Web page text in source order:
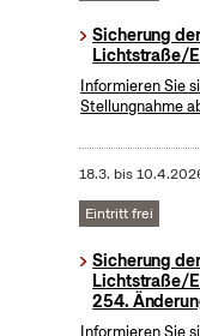
Sicherung
Lichtstraße/
Informieren Sie
Stellungnahme
18.3. bis
Eintritt frei
Sicherung
Lichtstraße/
254.